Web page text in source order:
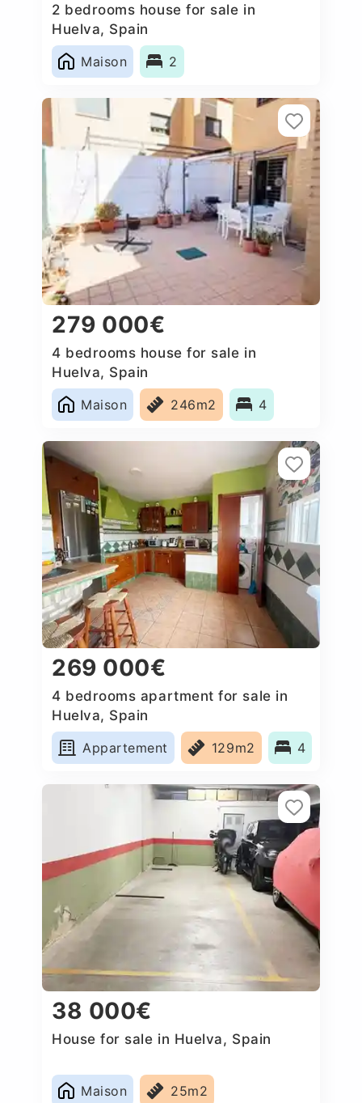
2 bedrooms house for sale in
Huelva, Spain
Maison
2
279 000€
4 bedrooms house for sale in
Huelva, Spain
Maison
246m2 4
269 000€
4 bedrooms apartment for sale in
Huelva, Spain
Appartement
129m2 4
38 000€
House for sale in Huelva, Spain
Maison 25m2